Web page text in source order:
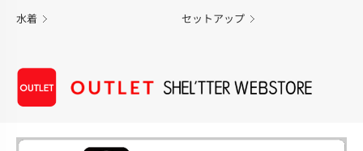
水着 セットアップ